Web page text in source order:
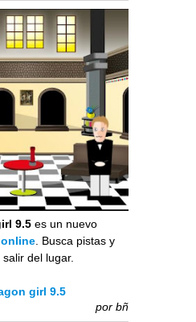
9.5 es un nuevo
. Busca pistas y
del lugar.
girl 9.5
por bñ